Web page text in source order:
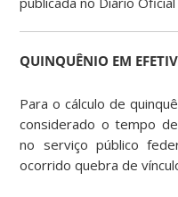
QUINQUÊNIO EM
Para o cálculo de
considerado o tempo
no serviço público
ocorrido quebra de